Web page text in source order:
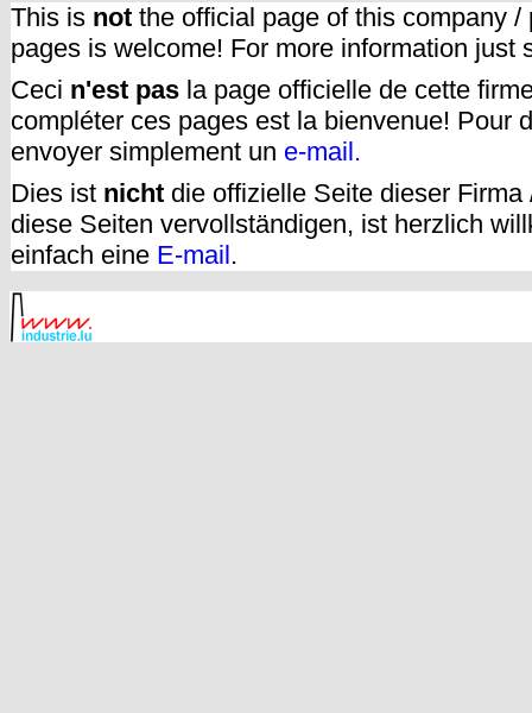
This is not the official page of this company
pages is welcome! For more information just
Ceci n'est pas la page officielle de cette
compléter ces pages est la bienvenue! Pour
envoyer simplement un e-mail.
Dies ist nicht die offizielle Seite dieser
diese Seiten vervollständigen, ist herzlich
einfach eine E-mail.